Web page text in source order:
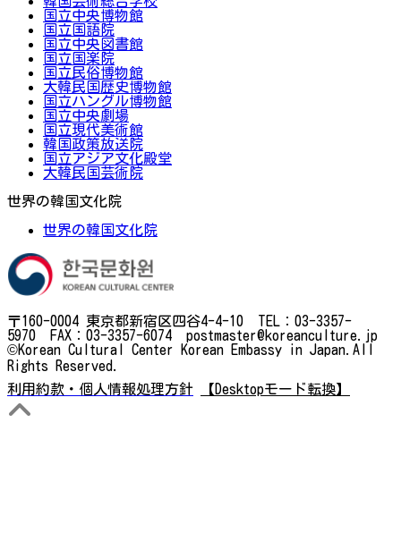
国立中央博物館
国立国語院
国立中央図書館
国立国楽院
国立民俗博物館
大韓民国歴史博物館
国立ハングル博物館
国立中央劇場
国立現代美術館
韓国政策放送院
国立アジア文化殿堂
大韓民国芸術院
世界の韓国文化院
世界の韓国文化院
〒160-0004 東京都新宿区四谷4-4-10 TEL：03-3357-
5970 FAX：03-3357-6074 postmaster@koreanculture.jp
©Korean Cultural Center Korean Embassy in Japan.All
Rights Reserved.
利用約款・個人情報処理方針
【Desktopモード転換】